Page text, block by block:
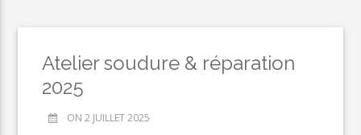
Atelier soudure & réparation
2025
ON 2 JUILLET 2025